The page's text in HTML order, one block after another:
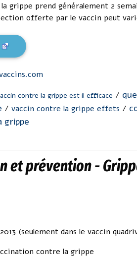
grippe prend généralement 2
offerte par le vaccin peut
contre la grippe est il efficace /
/ vaccin contre la grippe effets /
grippe
et prévention -
(seulement dans le vaccin
contre la grippe